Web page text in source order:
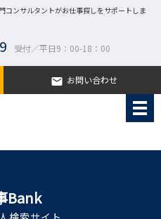
ンサルタントがお仕事探しをサポートしま
受付／平日9：00-18：00
email お問い合わせ
Bank